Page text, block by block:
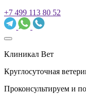
+7 499 113 80 52
Клиникал Вет
Круглосуточная
Проконсультируем и